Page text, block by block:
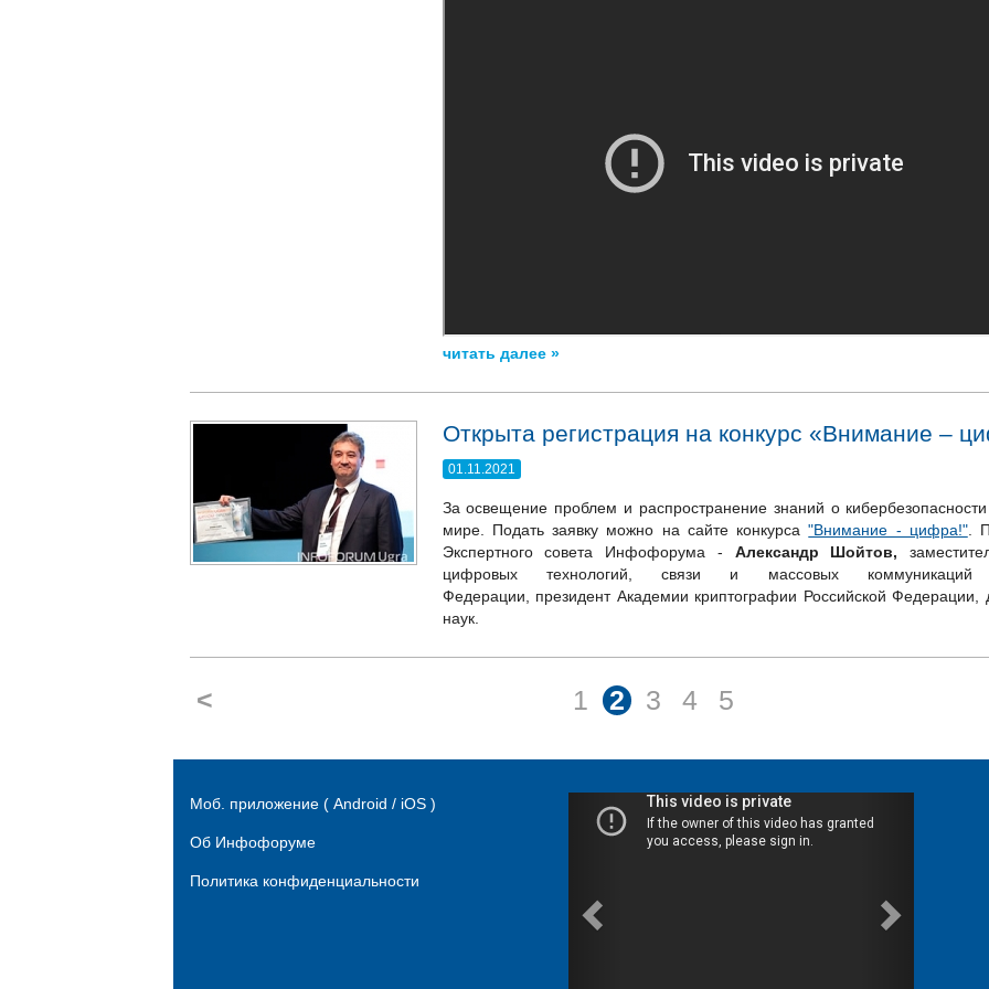
читать далее »
Открыта регистрация на конкурс «Внимание –
01.11.2021
За освещение проблем и распространение знаний о
мире. Подать заявку можно на сайте конкурса"Внимание - цифра!".
Экспертного совета Инфофорума - Александр Шойтов,
цифровых технологий, связи и массовых коммуникаций
Федерации, президент Академии криптографии Российской Федерации,
наук.
< 1 2 3 4 5
Моб. приложение ( Android / iOS )
Об Инфофоруме
Политика конфиденциальности